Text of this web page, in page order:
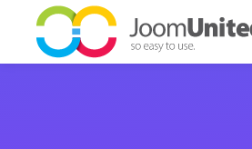
Saltar al contenido principal